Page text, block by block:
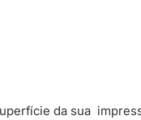
da sua